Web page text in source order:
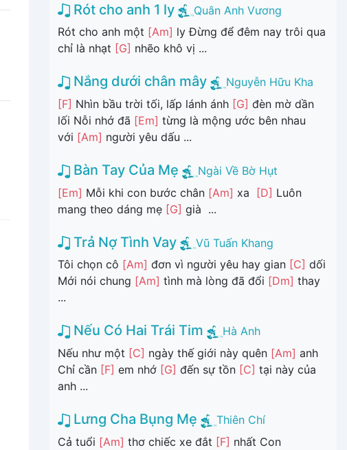
Rót cho anh 1 ly
Quân Anh Vương
Rót cho anh một [Am] ly Đừng để đêm nay trôi qua
chỉ là nhạt [G] nhẽo khô vị ...
Nắng dưới chân mây
Nguyễn Hữu Kha
[F] Nhìn bầu trời tối, lấp lánh ánh [G] đèn mờ dần
lối Nỗi nhớ đã [Em] từng là mộng ước bên nhau
với [Am] người yêu dấu ...
Bàn Tay Của Mẹ
Ngài Về Bờ Hụt
[Em] Mỗi khi con bước chân [Am] xa [D] Luôn
mang theo dáng mẹ [G] già ...
Trả Nợ Tình Vay
Vũ Tuấn Khang
Tôi chọn cô [Am] đơn vì người yêu hay gian [C] dối
Mới nói chung [Am] tình mà lòng đã đổi [Dm] thay
...
Nếu Có Hai Trái Tim
Hà Anh
Nếu như một [C] ngày thế giới này quên [Am] anh
Chỉ cần [F] em nhớ [G] đến sự tồn [C] tại này của
anh ...
Lưng Cha Bụng Mẹ
Thiên Chí
Cả tuổi [Am] thơ chiếc xe đắt [F] nhất Con